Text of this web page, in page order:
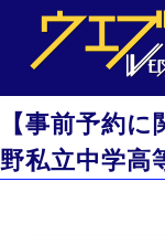
content
【事前予約
野私立中学高